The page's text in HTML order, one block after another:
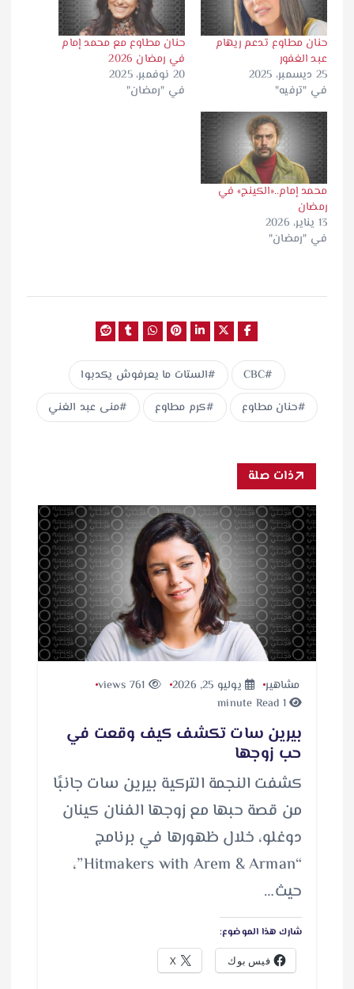
حنان مطاوع تدعم ريهام
عبد الغفور
25 ديسمبر، 2025
في "ترفيه"
حنان مطاوع مع محمد إمام
في رمضان 2026
20 نوفمبر، 2025
في "رمضان"
محمد إمام..«الكينج» في
رمضان
13 يناير، 2026
في "رمضان"
CBC
الستات ما يعرفوش يكدبوا
حنان مطاوع
كرم مطاوع منى عبد الغني
ذات صلة
مشاهير يوليو 25, 2026
1 minute Read
بيرين سات تكشف كيف وقعت في
حب زوجها
كشفت النجمة التركية بيرين سات جانبًا
من قصة حبها مع زوجها الفنان كينان
دوغلو، خلال ظهورها في برنامج
“Hitmakers with Arem & Arman”،
حيث…
شارك هذا الموضوع:
فيس بوك X